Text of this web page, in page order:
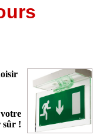
sûr !